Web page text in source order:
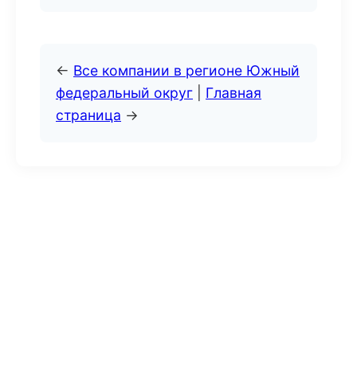
← Все компании в регионе Южный
федеральный округ
Главная
страница →